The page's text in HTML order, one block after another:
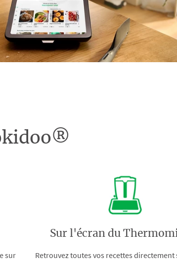
sur
Sur l'écran du
Retrouvez toutes vos recettes directement